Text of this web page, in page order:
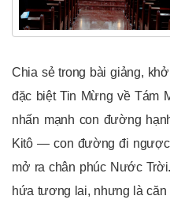
Chia sẻ trong bài giảng,
đặc biệt Tin Mừng về Tám
nhấn mạnh con đường
Kitô — con đường đi
mở ra chân phúc Nước
hứa tương lai, nhưng là